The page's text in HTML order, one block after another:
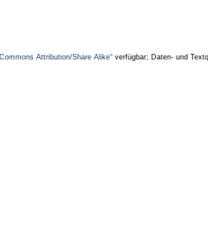
Attribution/Share Alike“verfügbar; Daten- und